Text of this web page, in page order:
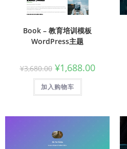
Book – 教育培训模板
WordPress主题
¥3,680.00 ¥1,688.00
加入购物车